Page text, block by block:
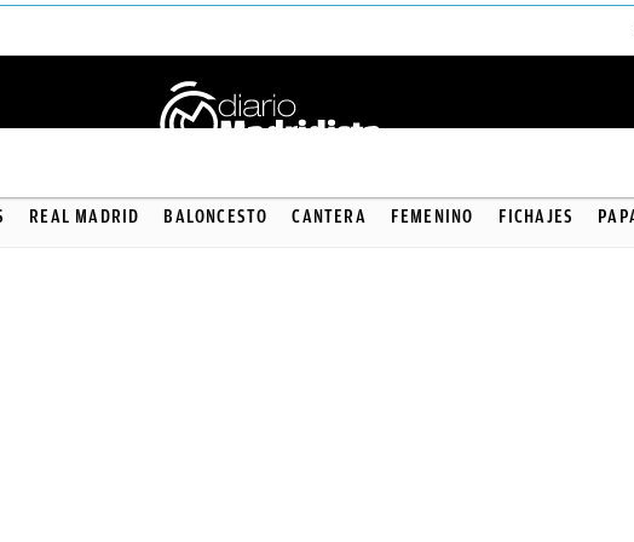
REAL MADRID BALONCESTO CANTERA FEMENINO FICHAJES